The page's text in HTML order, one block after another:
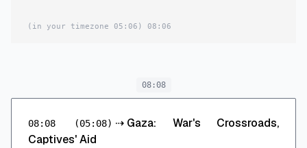
08:06
(05:06 in your timezone)
08:08
08:08 (05:08) ⇢ Gaza: War's Crossroads,
Captives' Aid